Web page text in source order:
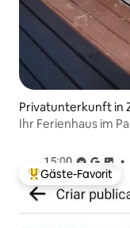
Privatunterkunft in
Ihr Ferienhaus im
Beliebter Gäste-
Gäste-Favorit